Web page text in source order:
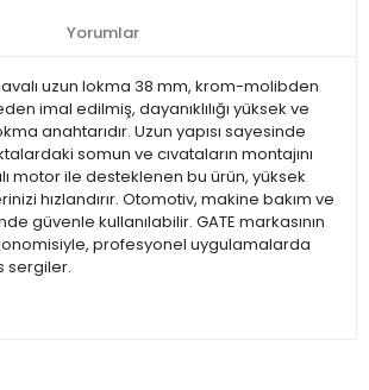
Yorumlar
uzun lokma 38 mm, krom-molibden
imal edilmiş, dayanıklılığı yüksek ve
anahtarıdır. Uzun yapısı sayesinde
somun ve cıvataların montajını
motor ile desteklenen bu ürün, yüksek
hızlandırır. Otomotiv, makine bakım ve
güvenle kullanılabilir. GATE markasının
profesyonel uygulamalarda
sergiler.